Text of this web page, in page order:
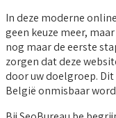
In deze moderne
geen keuze meer,
nog maar de eerste
zorgen dat deze
door uw doelgroep. Dit
België onmisbaar